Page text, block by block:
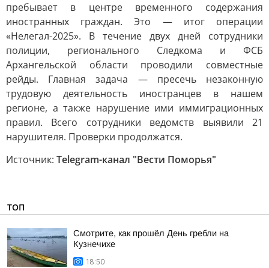
пребывает в центре временного содержания
иностранных граждан. Это — итог операции
«Нелегал-2025». В течение двух дней сотрудники
полиции, регионального Следкома и ФСБ
Архангельской области проводили совместные
рейды. Главная задача — пресечь незаконную
трудовую деятельность иностранцев в нашем
регионе, а также нарушение ими иммиграционных
правил. Всего сотрудники ведомств выявили 21
нарушителя. Проверки продолжатся.
Источник: Telegram-канал "Вести Поморья"
ТОП
Смотрите, как прошёл День гребли на
Кузнечихе
18:50